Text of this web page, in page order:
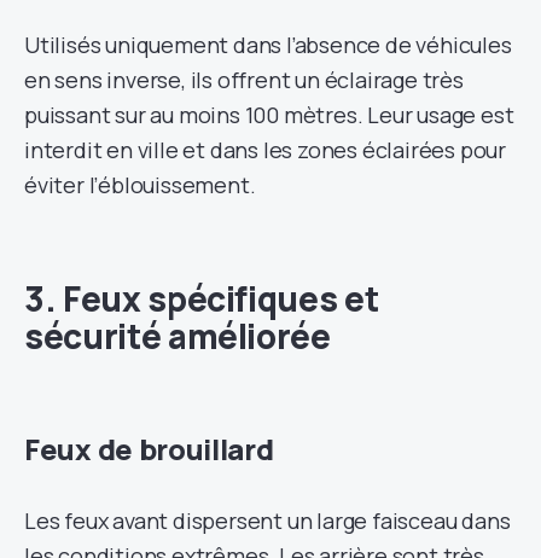
Utilisés uniquement dans l’absence de véhicules
en sens inverse, ils offrent un éclairage très
puissant sur au moins 100 mètres. Leur usage est
interdit en ville et dans les zones éclairées pour
éviter l’éblouissement.
3. Feux spécifiques et
sécurité améliorée
Feux de brouillard
Les feux avant dispersent un large faisceau dans